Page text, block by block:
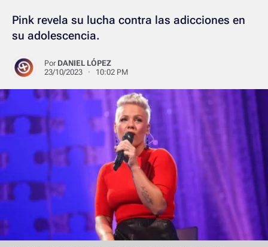
Pink revela su lucha contra las adicciones en
su adolescencia.
Por DANIEL LÓPEZ
23/10/2023 · 10:02 PM